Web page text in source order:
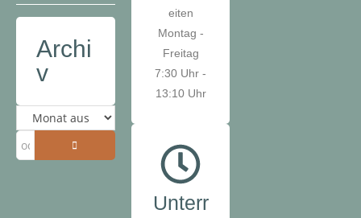
eiten
Montag -
Freitag
7:30 Uhr -
13:10 Uhr
Unterr
Archi
v